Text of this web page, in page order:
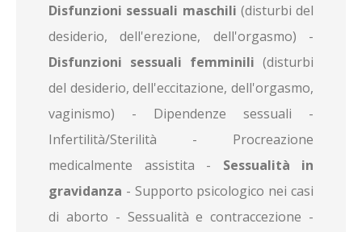
Disfunzioni sessuali maschili (disturbi del
desiderio, dell'erezione, dell'orgasmo) -
Disfunzioni sessuali femminili (disturbi
del desiderio, dell'eccitazione, dell'orgasmo,
vaginismo) - Dipendenze sessuali -
Infertilità/Sterilità - Procreazione
medicalmente assistita - Sessualità in
gravidanza - Supporto psicologico nei casi
di aborto - Sessualità e contraccezione -